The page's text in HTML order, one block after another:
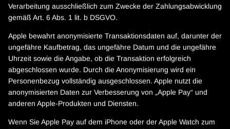
Verarbeitung ausschließlich zum Zwecke der Zahlungsabwicklung
gemäß Art. 6 Abs. 1 lit. b DSGVO.
Apple bewahrt anonymisierte Transaktionsdaten auf, darunter der
ungefähre Kaufbetrag, das ungefähre Datum und die ungefähre
Uhrzeit sowie die Angabe, ob die Transaktion erfolgreich
abgeschlossen wurde. Durch die Anonymisierung wird ein
Personenbezug vollständig ausgeschlossen. Apple nutzt die
anonymisierten Daten zur Verbesserung von „Apple Pay“ und
anderen Apple-Produkten und Diensten.
Wenn Sie Apple Pay auf dem iPhone oder der Apple Watch zum